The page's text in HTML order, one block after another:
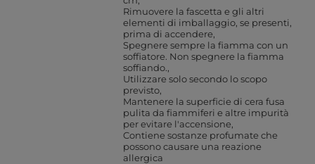
Rimuovere la fascetta e gli altri
elementi di imballaggio, se presenti,
prima di accendere
Spegnere sempre la fiamma con un
soffiatore. Non spegnere la fiamma
soffiando.
Utilizzare solo secondo lo scopo
previsto
Mantenere la superficie di cera fusa
pulita da fiammiferi e altre impurità
per evitare l'accensione
Contiene sostanze profumate che
possono causare una reazione
allergica